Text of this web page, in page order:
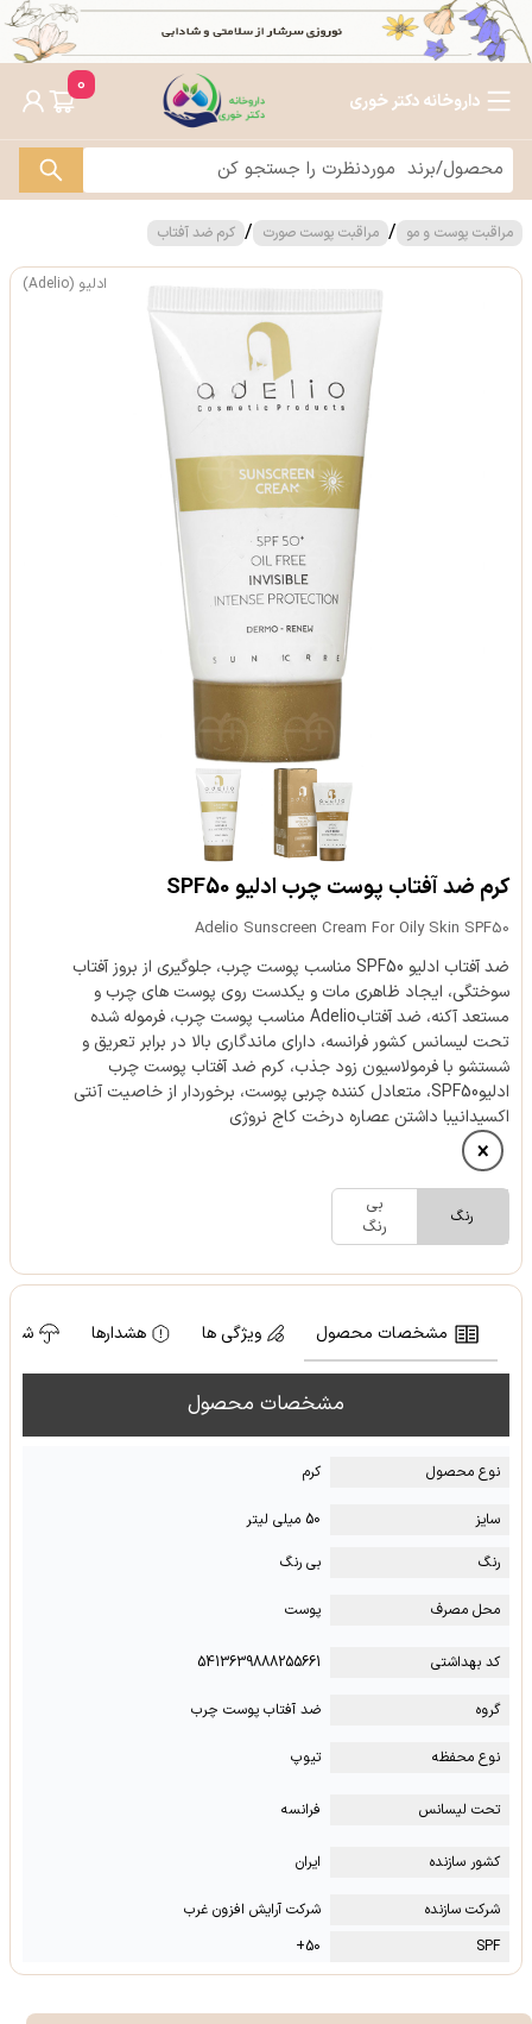
داروخانه دکتر خوری
0
مراقبت پوست و مو / مراقبت پوست صورت / کرم ضد آفتاب
ادلیو (Adelio)
کرم ضد آفتاب پوست چرب ادلیو SPF50
Adelio Sunscreen Cream For Oily Skin SPF50
ضد آفتاب ادلیو SPF50 مناسب پوست چرب، جلوگیری از بروز آفتاب
سوختگی، ایجاد ظاهری مات و یکدست روی پوست های چرب و
مستعد آکنه، ضد آفتابAdelio مناسب پوست چرب، فرموله شده
تحت لیسانس کشور فرانسه، دارای ماندگاری بالا در برابر تعریق و
شستشو با فرمولاسیون زود جذب، کرم ضد آفتاب پوست چرب
ادلیوSPF50، متعادل کننده چربی پوست، برخوردار از خاصیت آنتی
اکسیدانیبا داشتن عصاره درخت کاج نروژی
رنگ
بی
رنگ
مشخصات محصول ویژگی ها هشدارها
مشخصات محصول
نوع محصول کرم
سایز
50 میلی لیتر
رنگ
بی رنگ
محل مصرف پوست
کد بهداشتی 5413639888255661
گروه ضد آفتاب پوست چرب
نوع محفظه تیوپ
تحت لیسانس فرانسه
کشور سازنده ایران
شرکت سازنده
شرکت آرایش افزون غرب
SPF
50+